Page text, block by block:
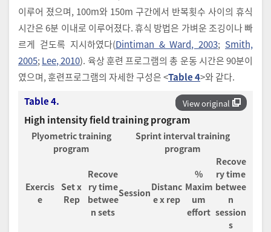
이루어 졌으며, 100m와 150m 구간에서 반복횟수 사이의 휴식
시간은 6분 이내로 이루어졌다. 휴식 방법은 가벼운 조깅이나 빠
르게 걷도록 지시하였다(Dintiman & Ward, 2003; Smith,
2005; Lee, 2010). 육상 훈련 프로그램의 총 운동 시간은 90분이
였으며, 훈련프로그램의 자세한 구성은 <Table 4>와 같다.
View original
Table 4.
High intensity field training program
Plyometric training
program
Sprint interval training
program
Exercis
e
Set x
Rep
Recove
ry time
betwee
n sets
SessionDistanc
e x rep
%
Maxim
um
effort
Recove
ry time
betwee
n
session
s